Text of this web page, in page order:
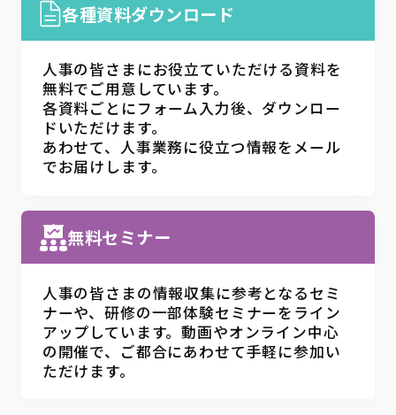
各種資料ダウンロード
人事の皆さまにお役立ていただける資料を
無料でご用意しています。
各資料ごとにフォーム入力後、ダウンロー
ドいただけます。
あわせて、人事業務に役立つ情報をメール
でお届けします。
無料セミナー
人事の皆さまの情報収集に参考となるセミ
ナーや、研修の一部体験セミナーをライン
アップしています。動画やオンライン中心
の開催で、ご都合にあわせて手軽に参加い
ただけます。